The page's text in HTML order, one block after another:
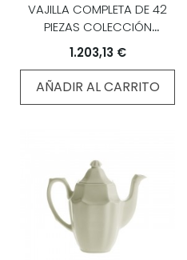
VAJILLA COMPLETA DE 42
PIEZAS COLECCIÓN
OCHAVADA BLANCA
1.203,13 €
AÑADIR AL CARRITO